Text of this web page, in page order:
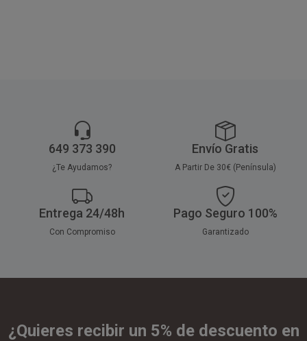
649 373 390
¿Te Ayudamos?
Envío Gratis
A Partir De 30€ (Península)
Entrega 24/48h
Con Compromiso
Pago Seguro 100%
Garantizado
¿Quieres recibir un 5% de descuento en